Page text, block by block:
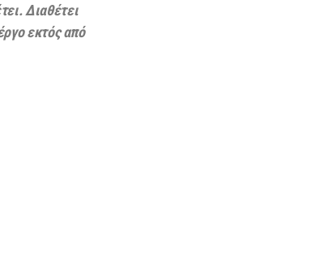
Διαθέτει
εκτός από